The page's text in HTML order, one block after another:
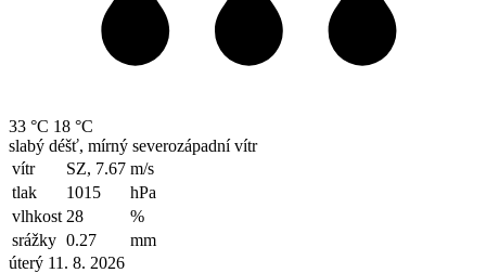
33 °C 18 °C
slabý déšť, mírný severozápadní vítr
vítr
SZ, 7.67 m/s
tlak
1015
hPa
vlhkost 28
%
srážky 0.27
mm
úterý 11. 8. 2026